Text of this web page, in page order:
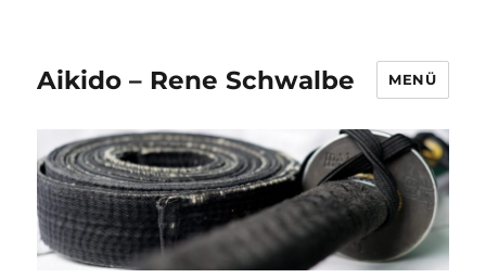
Aikido – Rene Schwalbe MENÜ